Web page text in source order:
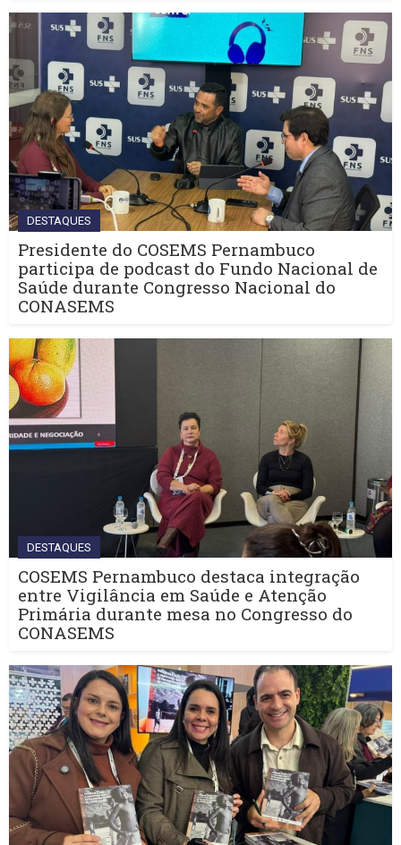
DESTAQUES
Presidente do COSEMS Pernambuco
participa de podcast do Fundo Nacional de
Saúde durante Congresso Nacional do
CONASEMS
DESTAQUES
COSEMS Pernambuco destaca integração
entre Vigilância em Saúde e Atenção
Primária durante mesa no Congresso do
CONASEMS